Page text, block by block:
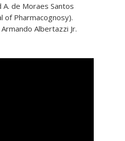
de Moraes Santos
of Pharmacognosy).
Albertazzi Jr.